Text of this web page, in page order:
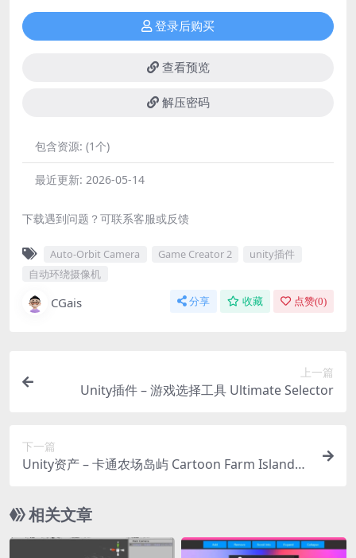
登录后购买
查看预览
解压密码
包含资源: (1个)
最近更新: 2026-05-14
下载遇到问题？可联系客服或反馈
Auto-Orbit Camera Game Creator 2
unity插件
自动环绕摄像机
CGais 分享 收藏 点赞(0)
上一篇
Unity插件 – 游戏选择工具 Ultimate Selector
下一篇
Unity资产 – 卡通农场岛屿 Cartoon Farm Islands /
相关文章